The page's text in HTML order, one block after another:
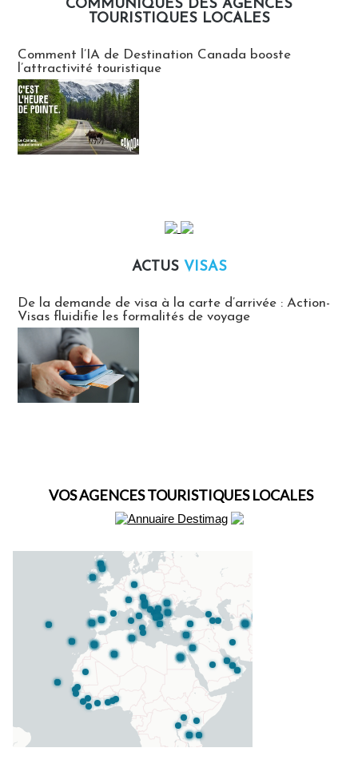
COMMUNIQUÉS DES AGENCES
TOURISTIQUES LOCALES
Comment l’IA de Destination Canada booste
l’attractivité touristique
ACTUS VISAS
De la demande de visa à la carte d’arrivée : Action-
Visas fluidifie les formalités de voyage
VOS AGENCES TOURISTIQUES LOCALES